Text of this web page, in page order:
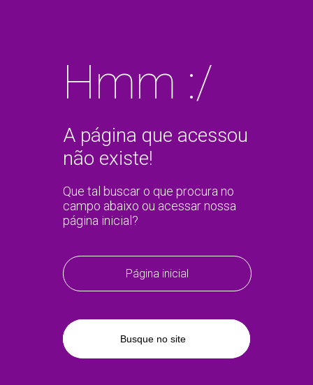
Hmm :/
A página que acessou
não existe!
Que tal buscar o que procura no
campo abaixo ou acessar nossa
página inicial?
Página inicial